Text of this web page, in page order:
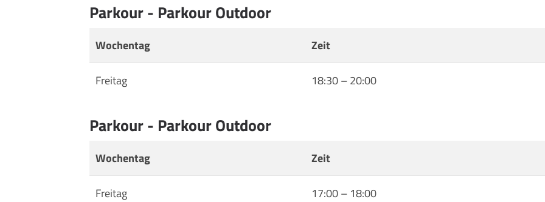
Parkour - Parkour Outdoor
Wochentag Zeit
Freitag
18:30–20:00
Parkour - Parkour Outdoor
Wochentag Zeit
Freitag
17:00– 18:00